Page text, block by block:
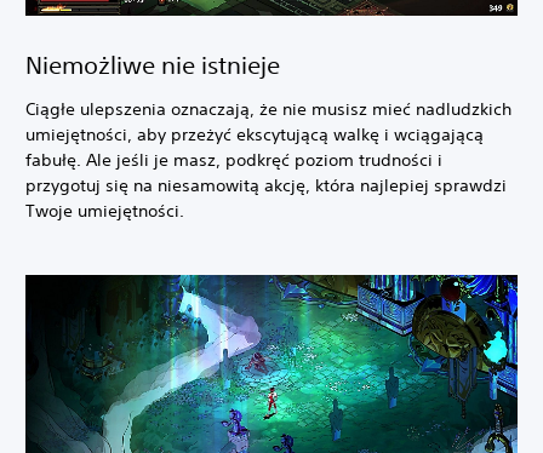
Niemożliwe nie istnieje
Ciągłe ulepszenia oznaczają, że nie musisz mieć nadludzkich
umiejętności, aby przeżyć ekscytującą walkę i wciągającą
fabułę. Ale jeśli je masz, podkręć poziom trudności i
przygotuj się na niesamowitą akcję, która najlepiej sprawdzi
Twoje umiejętności.